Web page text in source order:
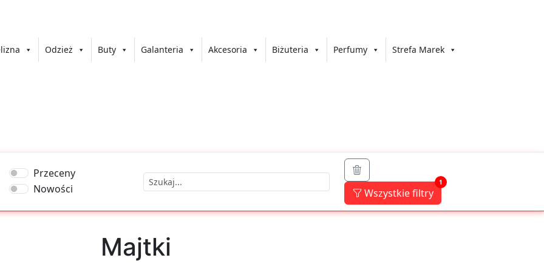
Odzież Buty Galanteria Akcesoria Biżuteria Perfumy Strefa Marek
Przeceny
Nowości
1
Wszystkie filtry
Majtki